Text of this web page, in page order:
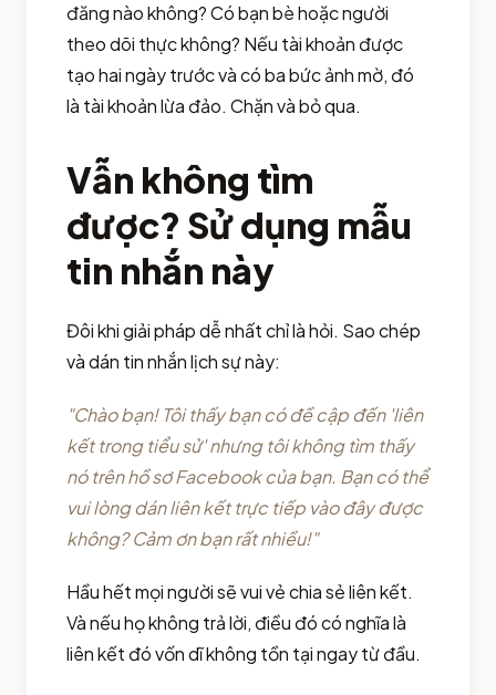
đăng nào không? Có bạn bè hoặc người
theo dõi thực không? Nếu tài khoản được
tạo hai ngày trước và có ba bức ảnh mờ, đó
là tài khoản lừa đảo. Chặn và bỏ qua.
Vẫn không tìm
được? Sử dụng mẫu
tin nhắn này
Đôi khi giải pháp dễ nhất chỉ là hỏi. Sao chép
và dán tin nhắn lịch sự này:
"Chào bạn! Tôi thấy bạn có đề cập đến 'liên
kết trong tiểu sử' nhưng tôi không tìm thấy
nó trên hồ sơ Facebook của bạn. Bạn có thể
vui lòng dán liên kết trực tiếp vào đây được
không? Cảm ơn bạn rất nhiều!"
Hầu hết mọi người sẽ vui vẻ chia sẻ liên kết.
Và nếu họ không trả lời, điều đó có nghĩa là
liên kết đó vốn dĩ không tồn tại ngay từ đầu.